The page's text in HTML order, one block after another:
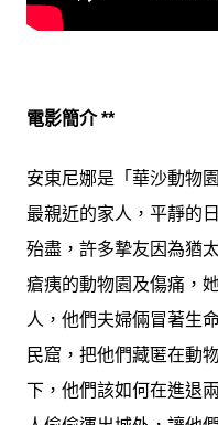
電影簡介 **
安東尼娜是「華沙動物
最親近的家人，平靜的
殆盡，許多摯友因為猶
瘡痍的動物園及傷痛，
人，他們夫婦倆冒著生
民窟，把他們藏匿在動
下，他們該如何在進退